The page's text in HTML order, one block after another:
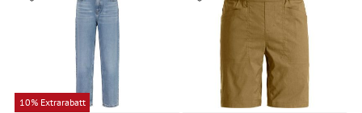
10% Extrarabatt